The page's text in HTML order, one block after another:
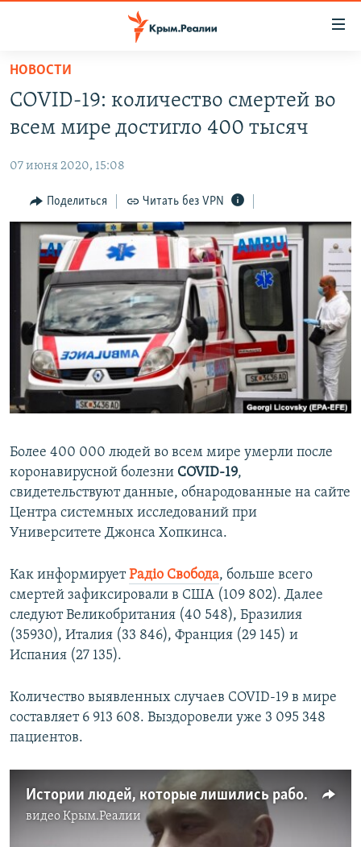
Вернуться
основному
содержанию
навигации
Вернутся
поиску
КАРТА ВОЕННЫХ ОБЪЕКТОВ КРЫМА
11 ЛЕТ ОККУПАЦИИ КРЫМА. 11 ИСТОРИЙ СОПРОТИВЛЕНИЯ
ИСТОРИЯ
ЕЩЕ
ИНТЕРАКТИВ
ИНФОГРАФИКА
ТЕЛЕПРОЕКТ КРЫМ.РЕАЛИИ
СОВЕТЫ ПРАВОЗАЩИТНИКОВ
ПРОПАВШИЕ БЕЗ ВЕСТИ
ПОБЕДИТЕЛЕЙ НЕ СУДЯТ?
КРЫМ.НЕПОКОРЕННЫЙ
УКРАИНСКАЯ ПРОБЛЕМА КРЫМА
РАДІО СВОБОДА
КАК ОБОЙТИ БЛОКИРОВКУ
Українською
Qırımtatar
ПРИСОЕДИНЯЙТЕСЬ!
Все сайты RFE/RL
НОВОСТИ
COVID-19: количество смертей во
всем мире достигло 400 тысяч
07 июня 2020, 15:08
Поделиться Читать без VPN
Более 400 000 людей во всем мире умерли после
коронавирусной болезни COVID-19,
свидетельствуют данные, обнародованные на сайте
Центра системных исследований при
Университете Джонса Хопкинса.
Как информируетРадіо Свобода, больше всего
смертей зафиксировали в США (109 802). Далее
следуют Великобритания (40 548), Бразилия
(35930), Италия (33 846), Франция (29 145) и
Испания (27 135).
Количество выявленных случаев COVID-19 в мире
составляет 6 913 608. Выздоровели уже 3 095 348
пациентов.
Истории людей, которые лишились работы из-за коронавируса (видео)
видеоКрым.Реалии